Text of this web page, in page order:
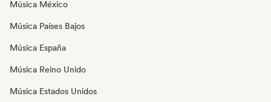
Música México
Música Países Bajos
Música España
Música Reino Unido
Música Estados Unidos